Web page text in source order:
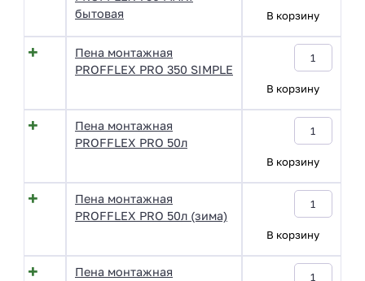
бытовая
В корзину
Пена монтажная
PROFFLEX PRO 350 SIMPLE
В корзину
Пена монтажная
PROFFLEX PRO 50л
В корзину
Пена монтажная
PROFFLEX PRO 50л (зима)
В корзину
Пена монтажная